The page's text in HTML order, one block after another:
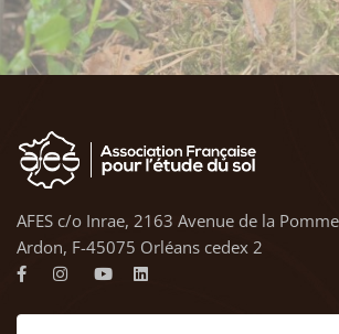
AFES c/o Inrae, 2163 Avenue de la
Ardon, F-45075 Orléans cedex 2